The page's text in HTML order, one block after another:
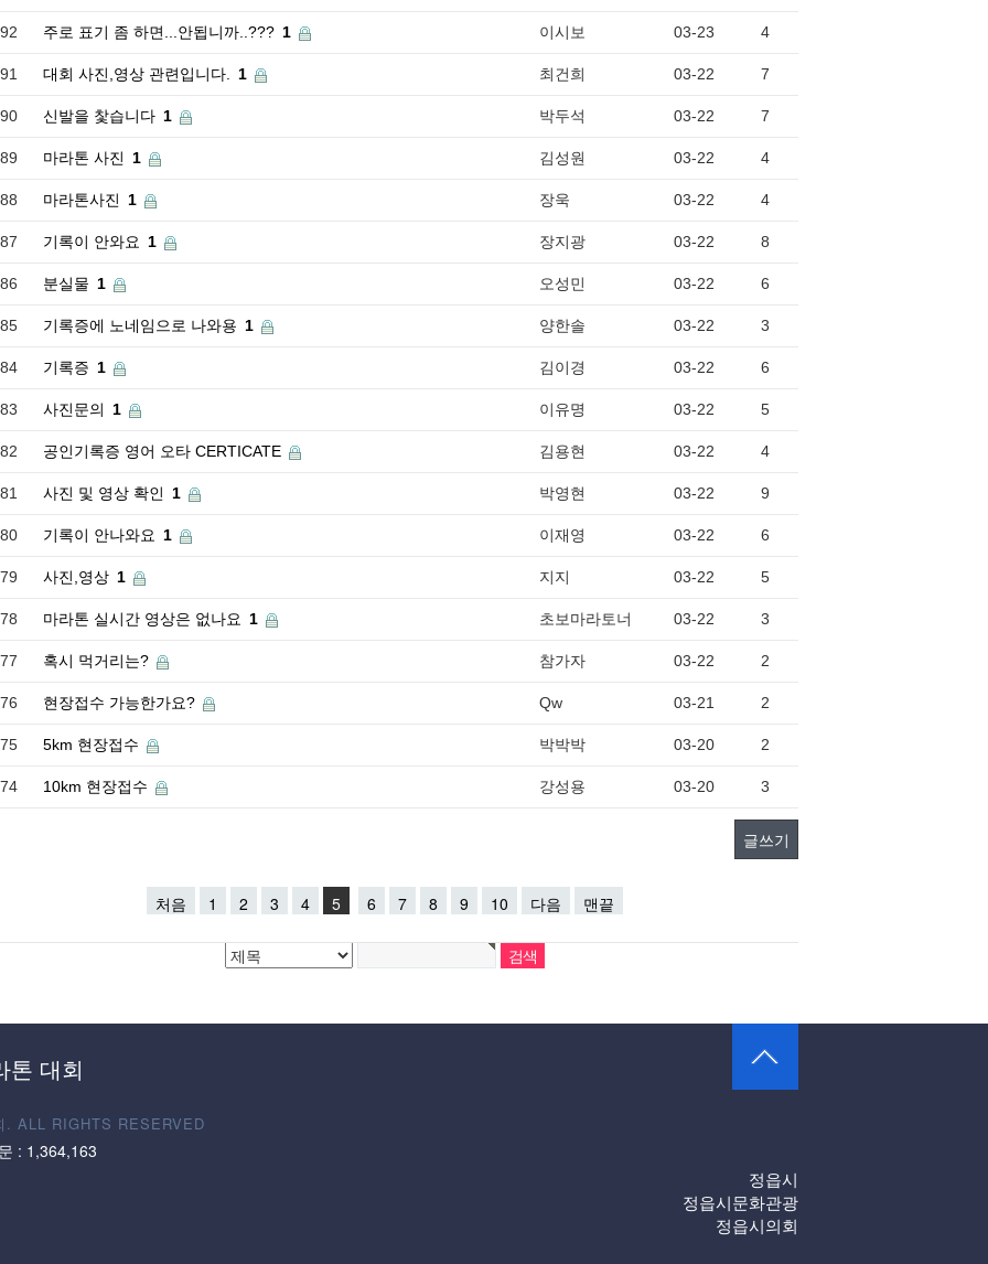
주로 표기 좀 하면...안됩니까..??? 1 이시보 03-23 4
대회 사진,영상 관련입니다. 1 최건희 03-22 7
신발을 찿습니다 1 박두석 03-22 7
마라톤 사진 1 김성원 03-22 4
마라톤사진 1 장욱 03-22 4
기록이 안와요 1 장지광 03-22 8
분실물 1 오성민 03-22 6
기록증에 노네임으로 나와용 1 양한솔 03-22 3
기록증 1 김이경 03-22 6
사진문의 1 이유명 03-22 5
공인기록증 영어 오타 CERTICATE 김용현 03-22 4
사진 및 영상 확인 1 박영현 03-22 9
기록이 안나와요 1 이재영 03-22 6
사진,영상 1 지지 03-22 5
마라톤 실시간 영상은 없나요 1 초보마라토너 03-22 3
혹시 먹거리는? 참가자 03-22 2
현장접수 가능한가요? Qw 03-21 2
5km 현장접수 박박박 03-20 2
10km 현장접수 강성용 03-20 3
글쓰기
처음 1 2 3 4 5 6 7 8 9 10 다음 맨끝
톤 대회
. ALL RIGHTS RESERVED
: 1,364,163
정읍시
정읍시문화관광
정읍시의회